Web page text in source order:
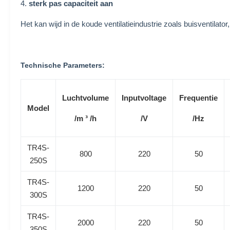
4. sterk pas capaciteit aan
Het kan wijd in de koude ventilatieindustrie zoals
Technische Parameters:
Model
Luchtvolume
/m ³ /h
Inputvoltage
/V
Frequentie
/Hz
TR4S-
250S
800 220 50
TR4S-
300S
1200 220 50
TR4S-
2000 220 50